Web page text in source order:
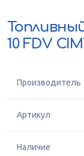
10 FDV
Производитель
Артикул
Наличие